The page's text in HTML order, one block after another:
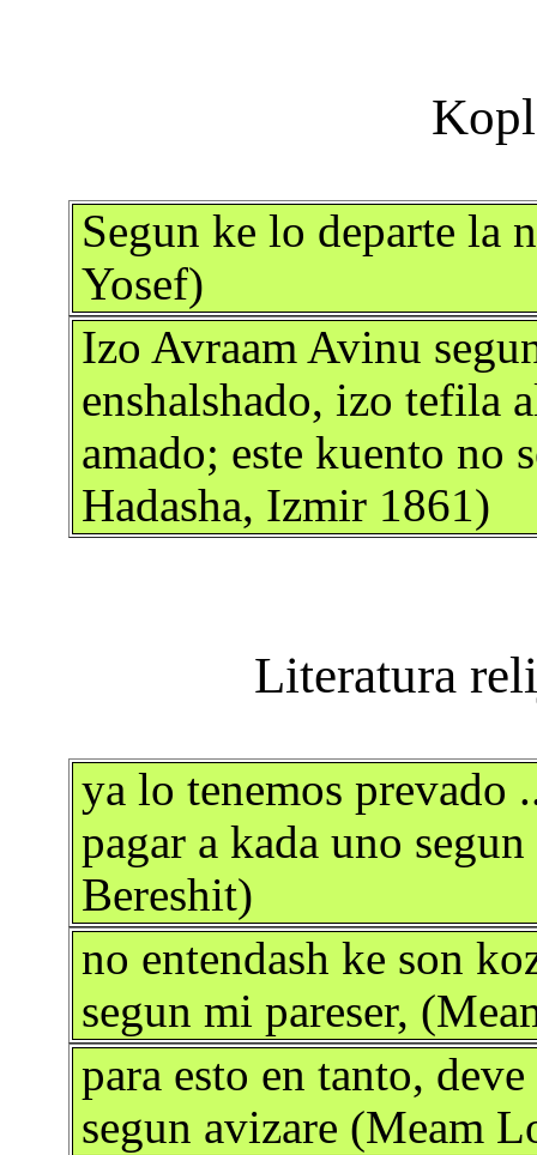
Segun ke lo departe la
Yosef)
Izo Avraam Avinu
enshalshado, izo tefila
amado; este kuento no
Hadasha, Izmir 1861)
ya lo tenemos prevado
pagar a kada uno
Bereshit)
no entendash ke son
segun mi pareser,
para esto en tanto,
segun avizare (Meam